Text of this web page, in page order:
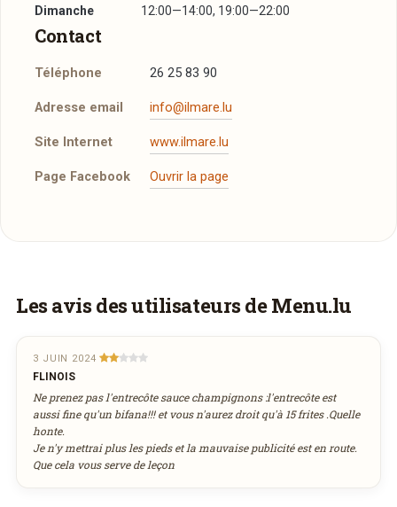
Dimanche
12:00—14:00, 19:00—22:00
Contact
Téléphone 26 25 83 90
Adresse email info@ilmare.lu
Site Internet www.ilmare.lu
Page Facebook Ouvrir la page
Réserver une table
août 2026
27 28 29 30 31 1
2
Heure souhaitée
Vous aimeriez être livré ?
Vous adorezIl Mareet vous voudriez
déguster ses plats à la maison ? Ce restaurant
ne propose pas encore la livraison en ligne.
Demandez-lui de rejoindrewedely.compour
Les avis des utilisateurs de Menu.lu
3 JUIN 2024
FLINOIS
Ne prenez pas l'entrecôte sauce champignons :l'entrecôte est
aussi fine qu'un bifana!!! et vous n'aurez droit qu'à 15 frites .Quelle
honte.
Je n'y mettrai plus les pieds et la mauvaise publicité est en route.
Que cela vous serve de leçon